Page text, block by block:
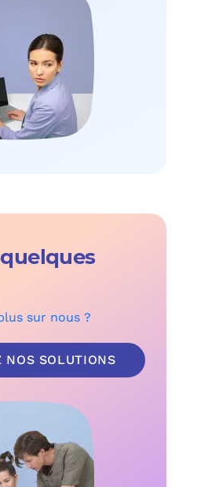
sur nous ?
NOS SOLUTIONS